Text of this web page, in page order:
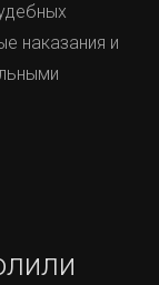
наказания и